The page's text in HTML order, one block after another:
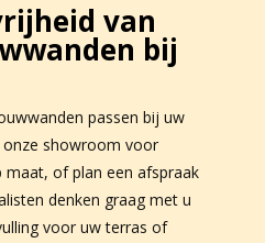
van
bij
passen bij uw
showroom voor
maat, of plan een afspraak
denken graag met u
voor uw terras of